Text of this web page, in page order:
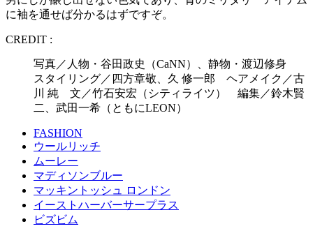
に袖を通せば分かるはずですぞ。
CREDIT :
写真／人物・谷田政史（CaNN）、静物・渡辺修身
スタイリング／四方章敬、久 修一郎 ヘアメイク／古
川 純 文／竹石安宏（シティライツ） 編集／鈴木賢
二、武田一希（ともにLEON）
FASHION
ウールリッチ
ムーレー
マディソンブルー
マッキントッシュ ロンドン
イーストハーバーサープラス
ビズビム